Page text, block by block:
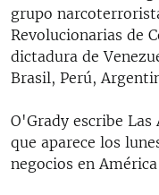
grupo
Revolucionarias de
dictadura de
Brasil, Perú,
O'Grady escribe
que aparece los
negocios en